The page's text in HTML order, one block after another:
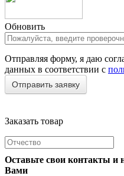
Обновить
Отправляя форму, я даю
данных в соответствии с
Заказать товар
Оставьте свои контакты
Вами